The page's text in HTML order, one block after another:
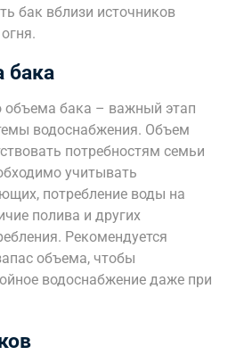
бак вблизи источников
бака
объема бака – важный этап
водоснабжения. Объем
потребностям семьи
учитывать
потребление воды на
полива и других
Рекомендуется
объема, чтобы
водоснабжение даже при